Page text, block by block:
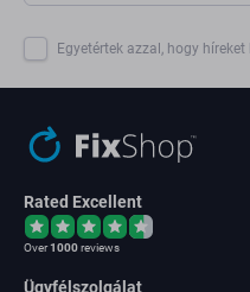
Egyetértek azzal, hogy
Rated Excellent
Over1000reviews
Ügyfélszolgálat